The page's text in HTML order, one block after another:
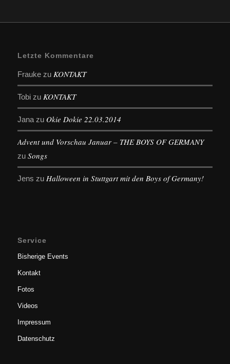
Letzte Kommentare
Fraukezu KONTAKT
Tobizu KONTAKT
Janazu Okie Dokie 22.03.2014
Advent und Vorschau Januar – THE BOYS OF GERMANY
zu Songs
Jens zu Halloween in Stuttgart mit den Boys of Germany!
Service
Bisherige Events
Kontakt
Fotos
Videos
Impressum
Datenschutz